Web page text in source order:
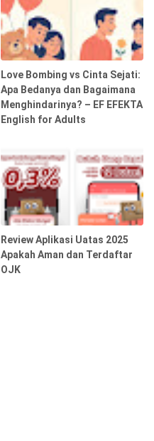
Love Bombing vs Cinta Sejati:
Apa Bedanya dan Bagaimana
Menghindarinya? – EF EFEKTA
English for Adults
Review Aplikasi Uatas 2025
Apakah Aman dan Terdaftar
OJK